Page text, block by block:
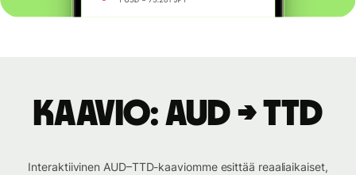
Kaavio: AUD → TTD
Interaktiivinen AUD–TTD-kaaviomme esittää reaaliaikaiset,